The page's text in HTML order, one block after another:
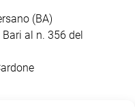
(BA)
al n. 356 del